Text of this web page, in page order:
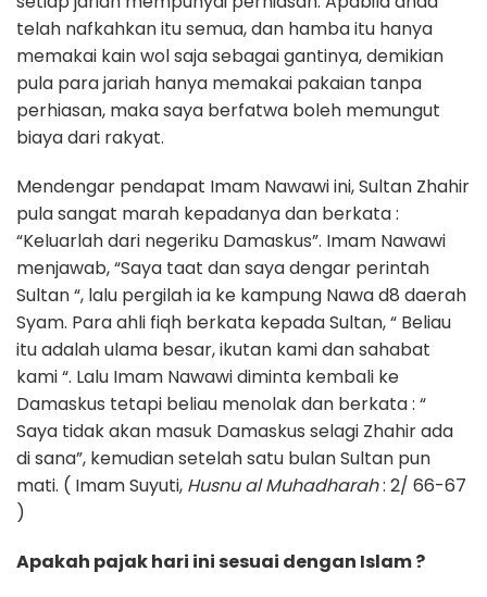
telah nafkahkan itu semua, dan hamba itu hanya
memakai kain wol saja sebagai gantinya, demikian
pula para jariah hanya memakai pakaian tanpa
perhiasan, maka saya berfatwa boleh memungut
biaya dari rakyat.
Mendengar pendapat Imam Nawawi ini, Sultan Zhahir
pula sangat marah kepadanya dan berkata :
“Keluarlah dari negeriku Damaskus”. Imam Nawawi
menjawab, “Saya taat dan saya dengar perintah
Sultan “, lalu pergilah ia ke kampung Nawa d8 daerah
Syam. Para ahli fiqh berkata kepada Sultan, “ Beliau
itu adalah ulama besar, ikutan kami dan sahabat
kami “. Lalu Imam Nawawi diminta kembali ke
Damaskus tetapi beliau menolak dan berkata : “
Saya tidak akan masuk Damaskus selagi Zhahir ada
di sana”, kemudian setelah satu bulan Sultan pun
mati. ( Imam Suyuti, Husnu al Muhadharah: 2/ 66-67
)
Apakah pajak hari ini sesuai dengan Islam ?